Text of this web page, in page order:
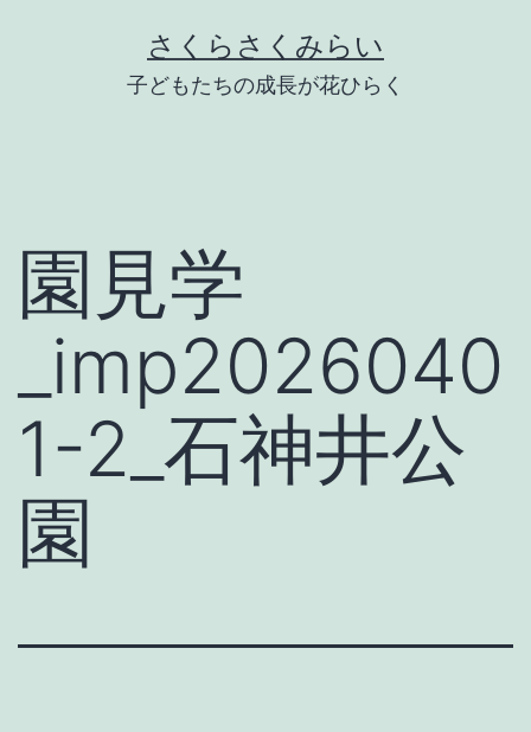
さくらさくみらい
子どもたちの成長が花ひらく
園見学
_imp2026040
1-2_石神井公
園